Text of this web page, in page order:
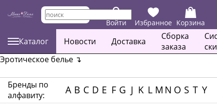
Войти Избранное Корзина
Каталог Новости Доставка
Сборка
заказа
Эротическое белье ↴
Бренды по
алфавиту:
A B C D E F G J K L MN O S T Y